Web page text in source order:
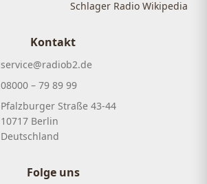
Schlager Radio Wikipedia
Kontakt
service@radiob2.de
08000 – 79 89 99
Pfalzburger Straße 43-44
10717 Berlin
Deutschland
Folge uns